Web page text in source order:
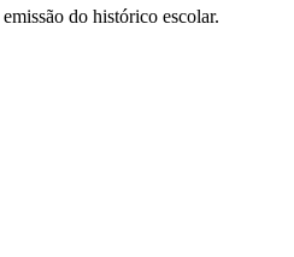
do histórico escolar.